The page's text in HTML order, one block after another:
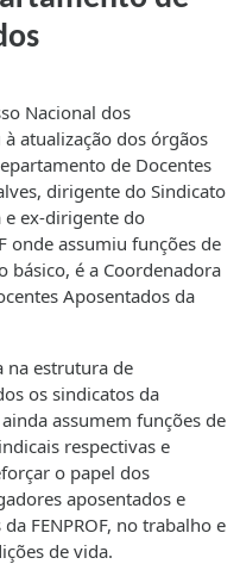
Nacional dos
à atualização dos órgãos
de Docentes
dirigente do Sindicato
e ex-dirigente do
onde assumiu funções de
básico, é a Coordenadora
Aposentados da
na estrutura de
os sindicatos da
assumem funções de
respectivas e
o papel dos
aposentados e
FENPROF, no trabalho e
de vida.